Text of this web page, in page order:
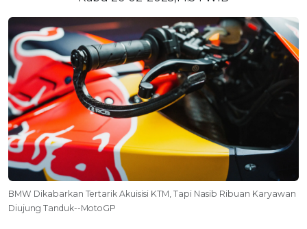
BMW Dikabarkan Tertarik Akuisisi KTM, Tapi Nasib Ribuan Karyawan
Diujung Tanduk--MotoGP